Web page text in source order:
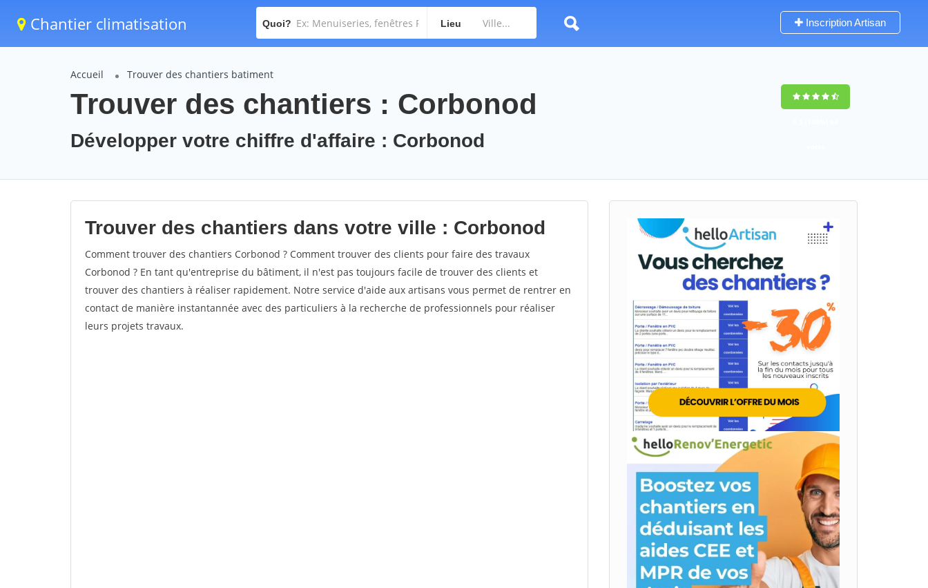
Chantier climatisation Quoi? Lieu Inscription Artisan
Accueil Trouver des chantiers batiment
Trouver des chantiers : Corbonod
Développer votre chiffre d'affaire : Corbonod
Trouver des chantiers dans votre ville : Corbonod
Comment trouver des chantiers Corbonod ? Comment trouver des clients pour faire des travaux
Corbonod ? En tant qu'entreprise du bâtiment, il n'est pas toujours facile de trouver des clients et
trouver des chantiers à réaliser rapidement. Notre service d'aide aux artisans vous permet de rentrer en
contact de manière instantannée avec des particuliers à la recherche de professionnels pour réaliser
leurs projets travaux.